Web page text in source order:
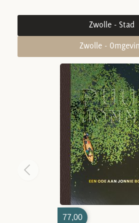
Zwolle - Stad
Zwolle -
77,00